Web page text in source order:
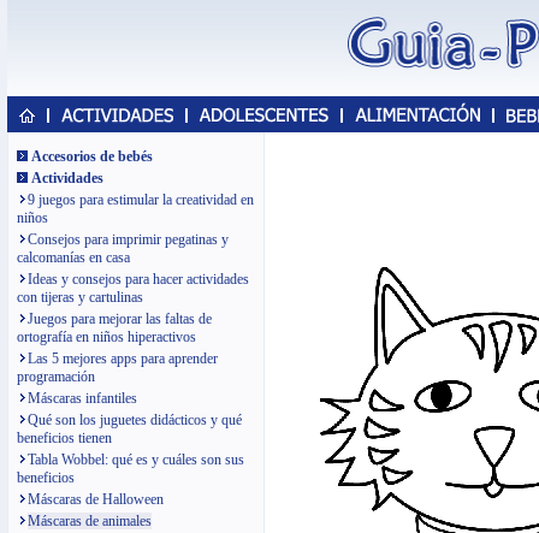
Accesorios de bebés
Actividades
9 juegos para estimular la creatividad en
niños
Consejos para imprimir pegatinas y
calcomanías en casa
Ideas y consejos para hacer actividades
con tijeras y cartulinas
Juegos para mejorar las faltas de
ortografía en niños hiperactivos
Las 5 mejores apps para aprender
programación
Máscaras infantiles
Qué son los juguetes didácticos y qué
beneficios tienen
Tabla Wobbel: qué es y cuáles son sus
beneficios
Máscaras de Halloween
Máscaras de animales